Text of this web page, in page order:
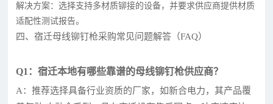
解决方案：选择支持多材质铆接的设备，并要求供应商提供材质
适配性测试报告。
四、宿迁母线铆钉枪采购常见问题解答（FAQ）
Q1：宿迁本地有哪些靠谱的母线铆钉枪供应商？
A：推荐选择具备行业资质的厂家，如新合电力，其产品覆